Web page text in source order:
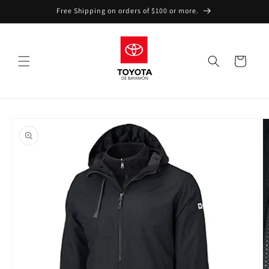
Free Shipping on orders of $100 or more.
Cart
product
information